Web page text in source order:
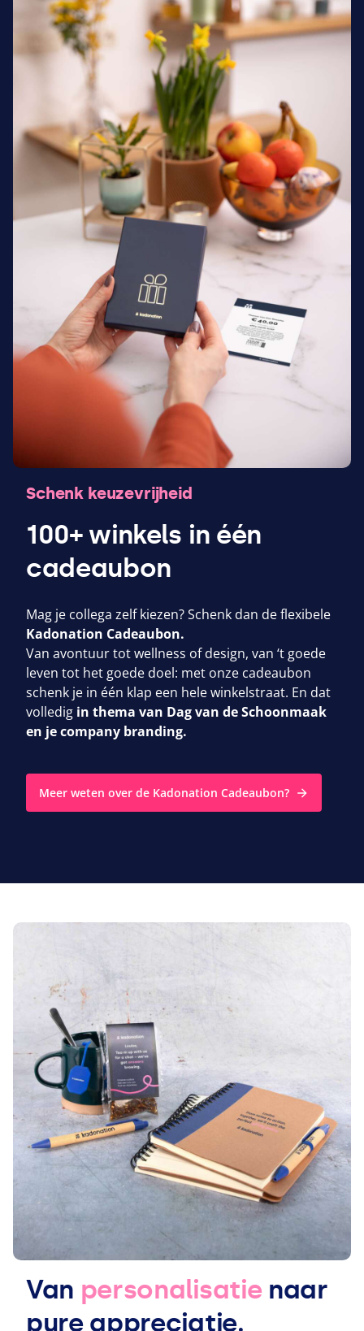
Schenk keuzevrijheid
100+ winkels in één
cadeaubon
Mag je collega zelf kiezen? Schenk dan de flexibele
Kadonation Cadeaubon.
Van avontuur tot wellness of design, van ‘t goede
leven tot het goede doel: met onze cadeaubon
schenk je in één klap een hele winkelstraat. En dat
volledig in thema van Dag van de Schoonmaak
en je company branding.
Meer weten over de Kadonation Cadeaubon?
Van personalisatie naar
pure appreciatie.